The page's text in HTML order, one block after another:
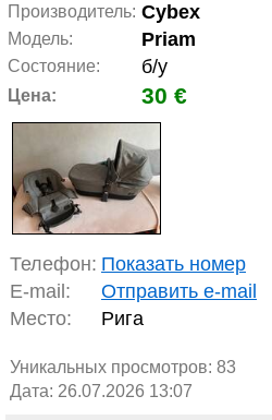
Производитель: Cybex
Модель: Priam
Состояние: б/у
Цена: 30 €
Телефон: Показать номер
E-mail:
Отправить e-mail
Место:
Рига
Уникальных просмотров: 83
Дата: 26.07.2026 13:07